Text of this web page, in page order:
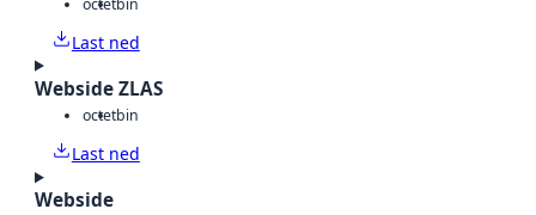
Last ned
Webside ZLAS
octetbin
Last ned
Webside